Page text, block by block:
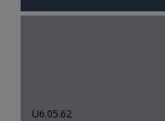
U6.05.62